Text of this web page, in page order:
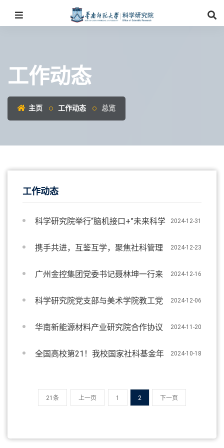
工作动态
主页 工作动态 总览
工作动态
2024-12-31
科学研究院举行“脑机接口+”未来科学
2024-12-23
携手共进，互鉴互学，聚焦社科管理
2024-12-16
广州金控集团党委书记聂林坤一行来
2024-12-06
科学研究院党支部与美术学院教工党
2024-11-20
华南新能源材料产业研究院合作协议
2024-10-18
全国高校第21！我校国家社科基金年
21条 上一页 1 2 下一页